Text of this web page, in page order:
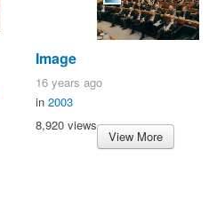
Image
16 years ago
in 2003
8,920 views
View More